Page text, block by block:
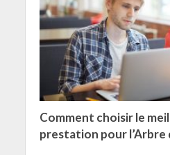
Comment choisir le
prestation pour l’Arbre